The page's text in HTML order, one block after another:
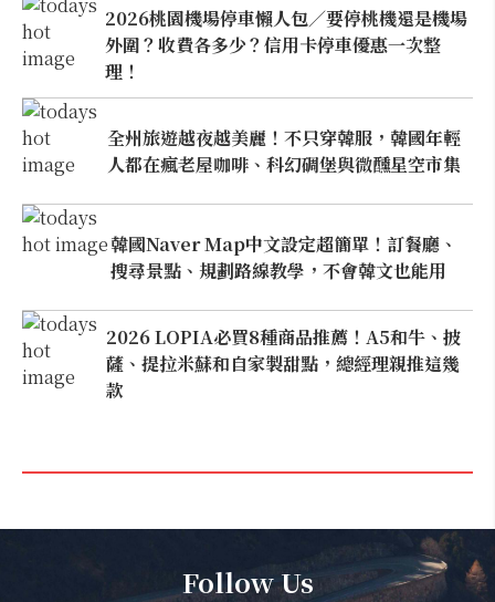
2026桃園機場停車懶人包／要停桃機還是機場
外圍？收費各多少？信用卡停車優惠一次整
理！
全州旅遊越夜越美麗！不只穿韓服，韓國年輕
人都在瘋老屋咖啡、科幻碉堡與微醺星空市集
韓國Naver Map中文設定超簡單！訂餐廳、
搜尋景點、規劃路線教學，不會韓文也能用
2026 LOPIA必買8種商品推薦！A5和牛、披
薩、提拉米蘇和自家製甜點，總經理親推這幾
款
Follow Us